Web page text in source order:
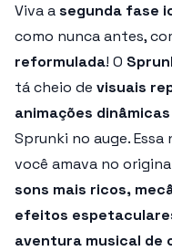
Viva asegunda fase
como nunca antes,
reformulada! O
tá cheio de visuais
animações dinâmicas
Sprunki no auge.
você amava no
sons mais ricos,
efeitos
aventura musical de